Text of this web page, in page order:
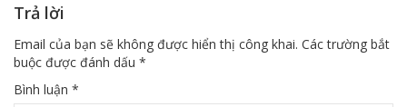
Trả lời
Email của bạn sẽ không được hiển thị công khai. Các trường bắt
buộc được đánh dấu *
Bình luận *